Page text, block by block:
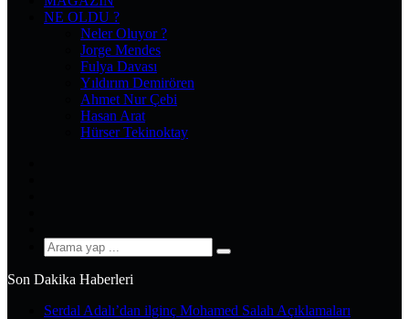
NE OLDU ?
Neler Oluyor ?
Jorge Mendes
Fulya Davası
Yıldırım Demirören
Ahmet Nur Çebi
Hasan Arat
Hürser Tekinoktay
Arama
Son Dakika Haberleri
Serdal Adalı’dan ilginç Mohamed Salah Açıklamaları